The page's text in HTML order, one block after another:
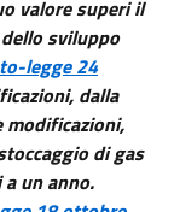
valore superi il
sviluppo
legge 24
dalla
modificazioni,
di gas
un anno.